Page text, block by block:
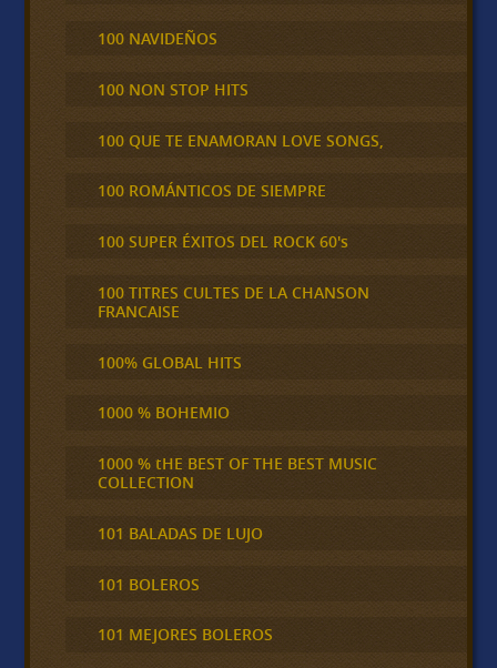
100 NAVIDEÑOS
100 NON STOP HITS
100 QUE TE ENAMORAN LOVE SONGS,
100 ROMÁNTICOS DE SIEMPRE
100 SUPER ÉXITOS DEL ROCK 60's
100 TITRES CULTES DE LA CHANSON
FRANCAISE
100% GLOBAL HITS
1000 % BOHEMIO
1000 % tHE BEST OF THE BEST MUSIC
COLLECTION
101 BALADAS DE LUJO
101 BOLEROS
101 MEJORES BOLEROS